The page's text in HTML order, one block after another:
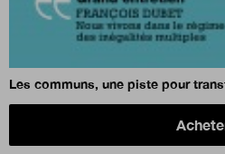
Les communs, une piste pour